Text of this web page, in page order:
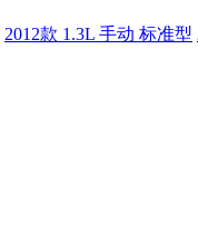
2012款 1.3L 手动 标准型